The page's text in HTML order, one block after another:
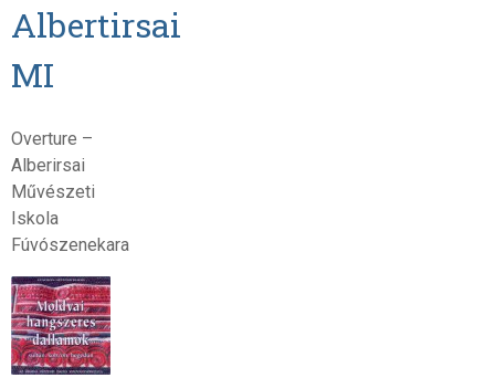
Albertirsai
MI
Overture –
Alberirsai
Művészeti
Iskola
Fúvószenekara